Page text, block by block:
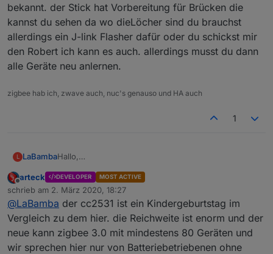
bekannt. der Stick hat Vorbereitung für Brücken die
kannst du sehen da wo dieLöcher sind du brauchst
allerdings ein J-link Flasher dafür oder du schickst mir
den Robert ich kann es auch. allerdings musst du dann
alle Geräte neu anlernen.
zigbee hab ich, zwave auch, nuc's genauso und HA auch
1
L LaBambaHallo,
Ich verwende noch den CC2531. Was ist dein
Problem damit?
Was kann der Stick besser als der CC2531 und
vorallem wie ist die Reichweite?
Offline
arteck DEVELOPER MOST ACTIVE
schrieb am 2. März 2020, 18:27
zuletzt editiert von
@LaBamba der cc2531 ist ein Kindergeburtstag im
Vergleich zu dem hier. die Reichweite ist enorm und der
neue kann zigbee 3.0 mit mindestens 80 Geräten und
wir sprechen hier nur von Batteriebetriebenen ohne